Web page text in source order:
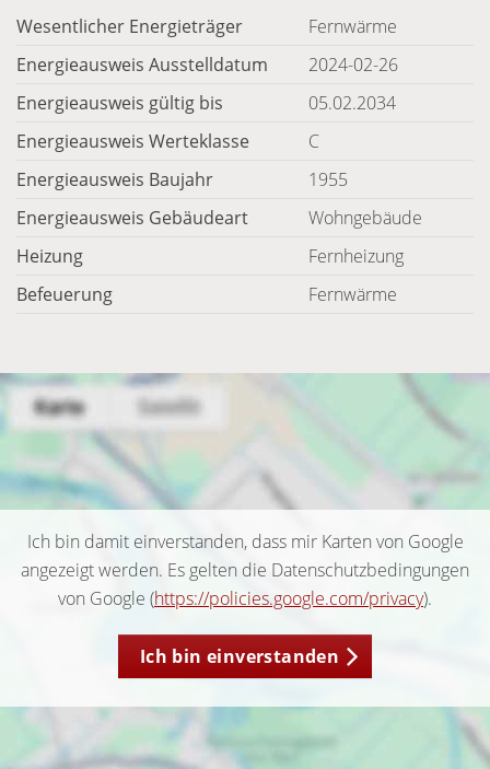
Wesentlicher Energieträger
Fernwärme
Energieausweis Ausstelldatum
2024-02-26
Energieausweis gültig bis
05.02.2034
Energieausweis Werteklasse
C
Energieausweis Baujahr
1955
Energieausweis Gebäudeart
Wohngebäude
Heizung
Fernheizung
Befeuerung
Fernwärme
Ich bin damit einverstanden, dass mir Karten von Google
angezeigt werden. Es gelten die Datenschutzbedingungen
von Google (https://policies.google.com/privacy).
Ich bin einverstanden